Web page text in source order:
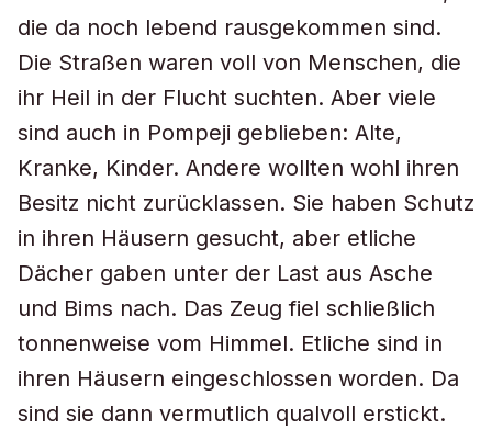
die da noch lebend rausgekommen sind.
Die Straßen waren voll von Menschen, die
ihr Heil in der Flucht suchten. Aber viele
sind auch in Pompeji geblieben: Alte,
Kranke, Kinder. Andere wollten wohl ihren
Besitz nicht zurücklassen. Sie haben Schutz
in ihren Häusern gesucht, aber etliche
Dächer gaben unter der Last aus Asche
und Bims nach. Das Zeug fiel schließlich
tonnenweise vom Himmel. Etliche sind in
ihren Häusern eingeschlossen worden. Da
sind sie dann vermutlich qualvoll erstickt.